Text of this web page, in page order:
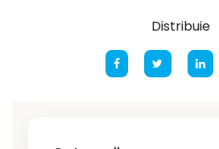
Distribuie